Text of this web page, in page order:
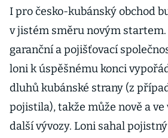
I pro česko-kubánský obchod
v jistém směru novým
garanční a pojišťovací
loni k úspěšnému konci
dluhů kubánské strany (z
pojistila), takže může nově a
další vývozy. Loni sahal